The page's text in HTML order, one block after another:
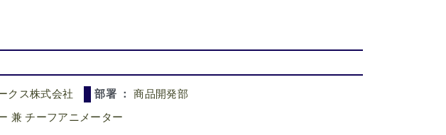
クス株式会社 部署 ：商品開発部
兼 チーフアニメーター